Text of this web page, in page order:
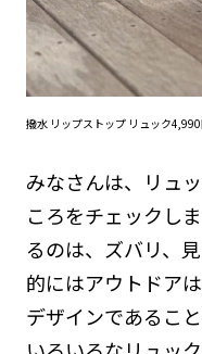
撥水 リップストップ リュック4,990
みなさんは、リュ
ころをチェックし
るのは、ズバリ、
的にはアウトドア
デザインであるこ